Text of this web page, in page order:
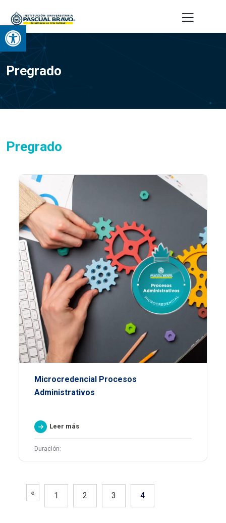
Abrir barra de herramientas
Pregrado
Pregrado
Microcredencial Procesos
Administrativos
Leer más
Duración:
« 1 2 3 4